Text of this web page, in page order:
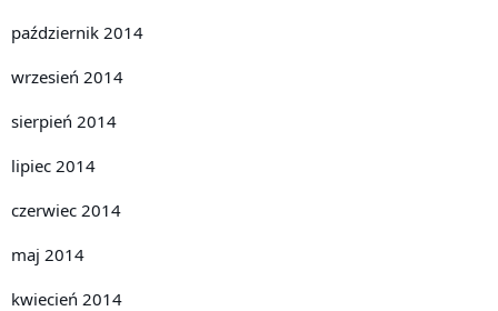
październik 2014
wrzesień 2014
sierpień 2014
lipiec 2014
czerwiec 2014
maj 2014
kwiecień 2014